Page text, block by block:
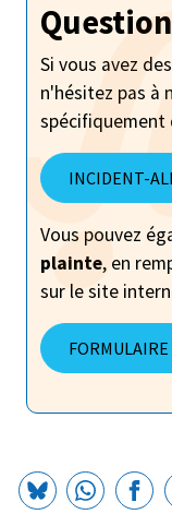
Si vous avez
n'hésitez pas à
spécifiquement
INCIDENT-
Vous pouvez
plainte, en
sur le site